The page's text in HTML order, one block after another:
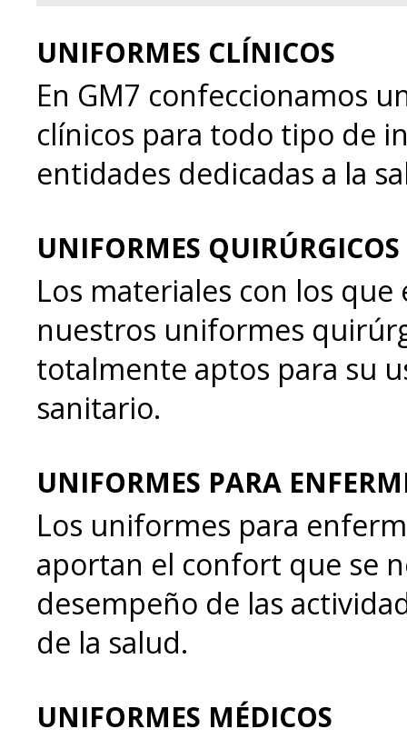
UNIFORMES CLÍNICOS
En GM7 confeccionamos
clínicos para todo tipo de
entidades dedicadas a la
UNIFORMES QUIRÚRGICOS
Los materiales con los que
nuestros uniformes
totalmente aptos para su
sanitario.
UNIFORMES PARA
Los uniformes para
aportan el confort que se
desempeño de las
de la salud.
UNIFORMES MÉDICOS